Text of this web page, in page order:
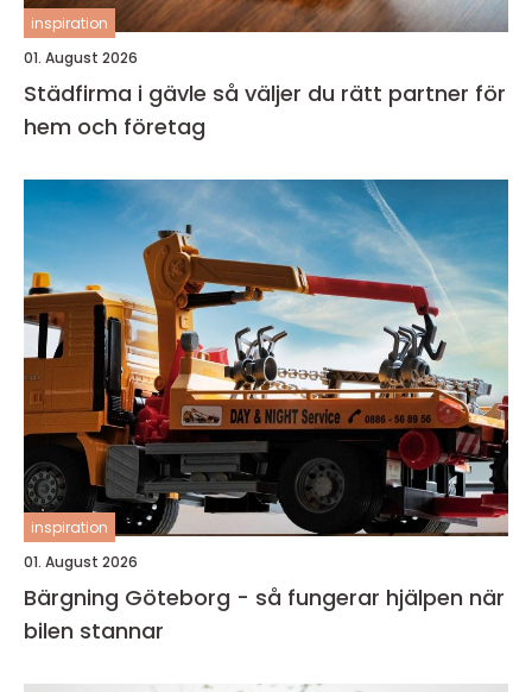
inspiration
01. August 2026
Städfirma i gävle så väljer du rätt partner för
hem och företag
inspiration
01. August 2026
Bärgning Göteborg - så fungerar hjälpen när
bilen stannar